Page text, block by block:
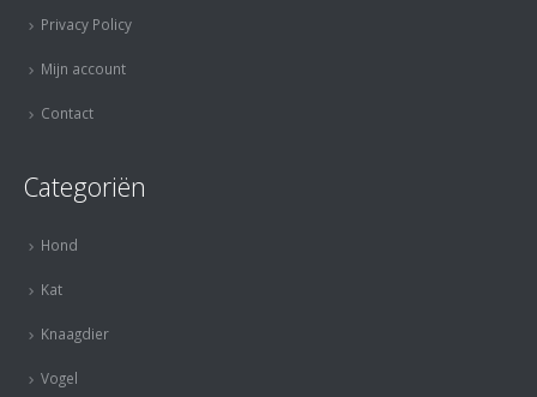
Privacy Policy
Mijn account
Contact
Categoriën
Hond
Kat
Knaagdier
Vogel